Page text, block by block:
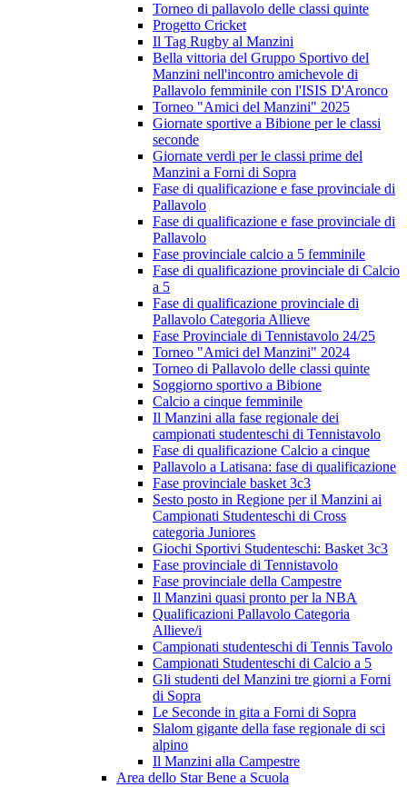
Torneo di pallavolo delle classi quinte
Progetto Cricket
Il Tag Rugby al Manzini
Bella vittoria del Gruppo Sportivo del
Manzini nell'incontro amichevole di
Pallavolo femminile con l'ISIS D'Aronco
Torneo "Amici del Manzini" 2025
Giornate sportive a Bibione per le classi
seconde
Giornate verdi per le classi prime del
Manzini a Forni di Sopra
Fase di qualificazione e fase provinciale di
Pallavolo
Fase di qualificazione e fase provinciale di
Pallavolo
Fase provinciale calcio a 5 femminile
Fase di qualificazione provinciale di Calcio
a 5
Fase di qualificazione provinciale di
Pallavolo Categoria Allieve
Fase Provinciale di Tennistavolo 24/25
Torneo "Amici del Manzini" 2024
Torneo di Pallavolo delle classi quinte
Soggiorno sportivo a Bibione
Calcio a cinque femminile
Il Manzini alla fase regionale dei
campionati studenteschi di Tennistavolo
Fase di qualificazione Calcio a cinque
Pallavolo a Latisana: fase di qualificazione
Fase provinciale basket 3c3
Sesto posto in Regione per il Manzini ai
Campionati Studenteschi di Cross
categoria Juniores
Giochi Sportivi Studenteschi: Basket 3c3
Fase provinciale di Tennistavolo
Fase provinciale della Campestre
Il Manzini quasi pronto per la NBA
Qualificazioni Pallavolo Categoria
Allieve/i
Campionati studenteschi di Tennis Tavolo
Campionati Studenteschi di Calcio a 5
Gli studenti del Manzini tre giorni a Forni
di Sopra
Le Seconde in gita a Forni di Sopra
Slalom gigante della fase regionale di sci
alpino
Il Manzini alla Campestre
Area dello Star Bene a Scuola